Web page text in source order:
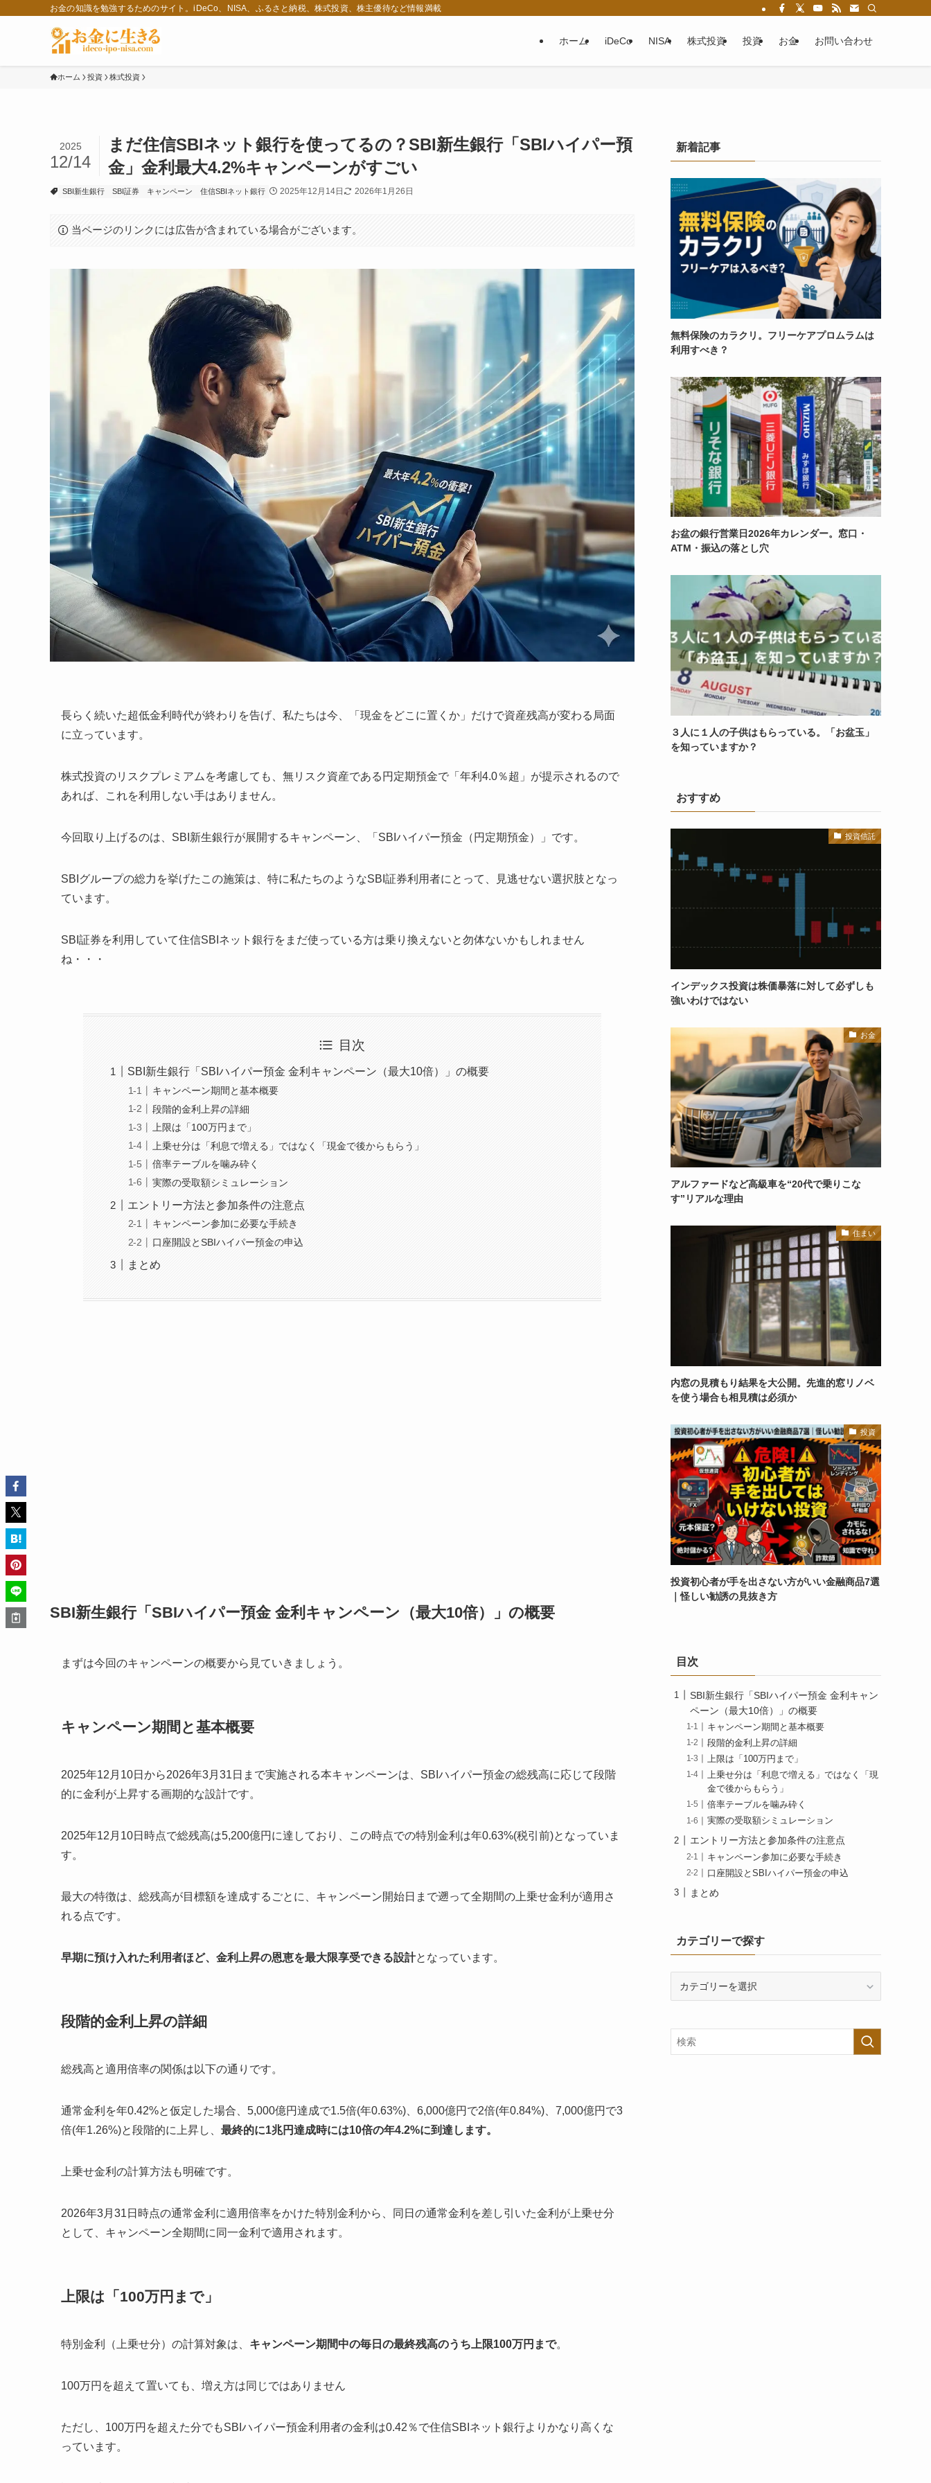
お金の知識を勉強するためのサイト。iDeCo、NISA、ふるさと納税、株式投資、株主優待など情報満載
ホーム iDeCo NISA 株式投資 投資 お金 お問い合わせ
ホーム 投資 株式投資
まだ住信SBIネット銀行を使ってるの？SBI新生銀行「SBIハイパー預
金」金利最大4.2%キャンペーンがすごい
2025
12/14
SBI新生銀行 SBI証券 キャンペーン 住信SBIネット銀行 2025年12月14日 2026年1月26日
当ページのリンクには広告が含まれている場合がございます。
長らく続いた超低金利時代が終わりを告げ、私たちは今、「現金をどこに置くか」だけで資産残高が変わる局面
に立っています。
株式投資のリスクプレミアムを考慮しても、無リスク資産である円定期預金で「年利4.0％超」が提示されるので
あれば、これを利用しない手はありません。
今回取り上げるのは、SBI新生銀行が展開するキャンペーン、「SBIハイパー預金（円定期預金）」です。
SBIグループの総力を挙げたこの施策は、特に私たちのようなSBI証券利用者にとって、見逃せない選択肢となっ
ています。
SBI証券を利用していて住信SBIネット銀行をまだ使っている方は乗り換えないと勿体ないかもしれません
ね・・・
目次
SBI新生銀行「SBIハイパー預金 金利キャンペーン（最大10倍）」の概要
キャンペーン期間と基本概要
段階的金利上昇の詳細
上限は「100万円まで」
上乗せ分は「利息で増える」ではなく「現金で後からもらう」
倍率テーブルを噛み砕く
実際の受取額シミュレーション
エントリー方法と参加条件の注意点
キャンペーン参加に必要な手続き
口座開設とSBIハイパー預金の申込
まとめ
SBI新生銀行「SBIハイパー預金 金利キャンペーン（最大10倍）」の概要
まずは今回のキャンペーンの概要から見ていきましょう。
キャンペーン期間と基本概要
2025年12月10日から2026年3月31日まで実施される本キャンペーンは、SBIハイパー預金の総残高に応じて段階
的に金利が上昇する画期的な設計です。
2025年12月10日時点で総残高は5,200億円に達しており、この時点での特別金利は年0.63%(税引前)となっていま
す。
最大の特徴は、総残高が目標額を達成するごとに、キャンペーン開始日まで遡って全期間の上乗せ金利が適用さ
れる点です。
早期に預け入れた利用者ほど、金利上昇の恩恵を最大限享受できる設計となっています。
段階的金利上昇の詳細
総残高と適用倍率の関係は以下の通りです。
通常金利を年0.42%と仮定した場合、5,000億円達成で1.5倍(年0.63%)、6,000億円で2倍(年0.84%)、7,000億円で3
倍(年1.26%)と段階的に上昇し、 最終的に1兆円達成時には10倍の年4.2%に到達します。
上乗せ金利の計算方法も明確です。
2026年3月31日時点の通常金利に適用倍率をかけた特別金利から、同日の通常金利を差し引いた金利が上乗せ分
として、キャンペーン全期間に同一金利で適用されます。
上限は「100万円まで」
特別金利（上乗せ分）の計算対象は、 キャンペーン期間中の毎日の最終残高のうち上限100万円まで。
100万円を超えて置いても、増え方は同じではありません
ただし、100万円を超えた分でもSBIハイパー預金利用者の金利は0.42％で住信SBIネット銀行よりかなり高くな
っています。
新着記事
無料保険のカラクリ。フリーケアプロムラムは
利用すべき？
お盆の銀行営業日2026年カレンダー。窓口・
ATM・振込の落とし穴
３人に１人の子供はもらっている。「お盆玉」
を知っていますか？
おすすめ
投資信託
インデックス投資は株価暴落に対して必ずしも
強いわけではない
お金
アルファードなど高級車を“20代で乗りこな
す”リアルな理由
住まい
内窓の見積もり結果を大公開。先進的窓リノベ
を使う場合も相見積は必須か
投資
投資初心者が手を出さない方がいい金融商品7選
｜怪しい勧誘の見抜き方
目次
SBI新生銀行「SBIハイパー預金 金利キャン
ペーン（最大10倍）」の概要
キャンペーン期間と基本概要
段階的金利上昇の詳細
上限は「100万円まで」
上乗せ分は「利息で増える」ではなく「現
金で後からもらう」
倍率テーブルを噛み砕く
実際の受取額シミュレーション
エントリー方法と参加条件の注意点
キャンペーン参加に必要な手続き
口座開設とSBIハイパー預金の申込
まとめ
カテゴリーで探す
ー
で